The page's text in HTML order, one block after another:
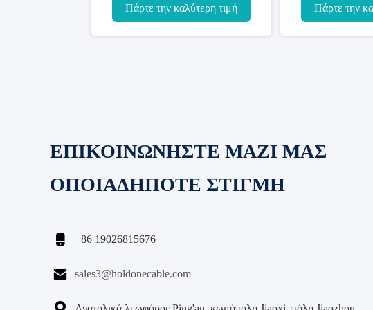
καλωδίων οργάνων
Πάρτε την καλύτερη τιμή
γήρανση προσαρμοσμένο
Πάρτε την καλύτερη τιμή
ΕΠΙΚΟΙΝΩΝΗΣΤΕ ΜΑΖΙ ΜΑΣ
ΟΠΟΙΑΔΗΠΟΤΕ ΣΤΙΓΜΗ
 +86 19026815676
 sales3@holdonecable.com